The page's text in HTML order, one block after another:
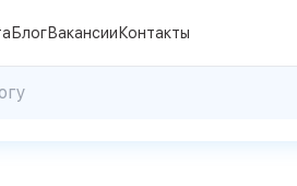
БлогВакансии Контакты